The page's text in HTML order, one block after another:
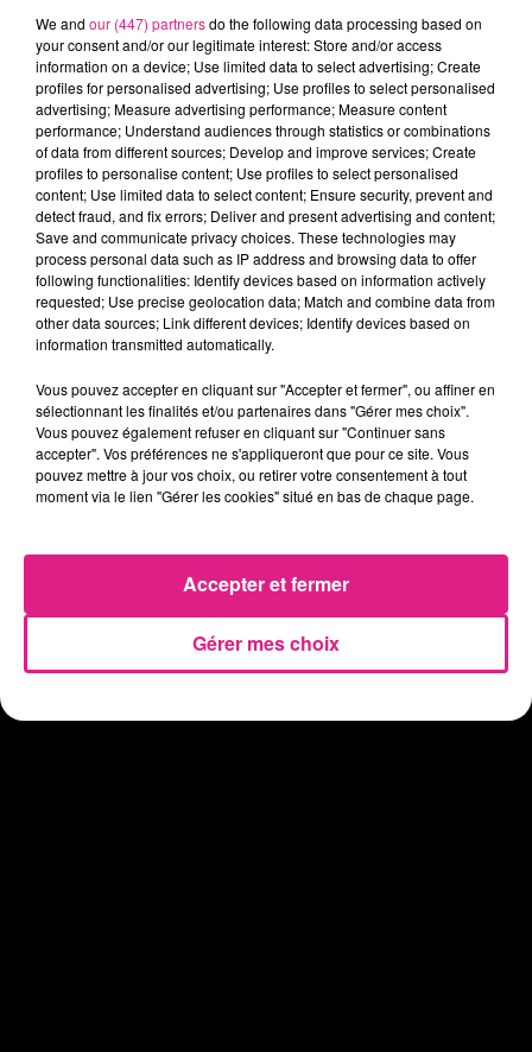
A noter qu'un mouvement de gr�ve est �galement
pr�vu pour le 31 d�cembre. Plus d'informations sur
le sitewww.reseau-stan.com
FIL ACTUS
9h19
Lorraine : une journée pas comme les autres au Parc animalier de...
6 août 2026
Metz : une distribution de lunette gratuite pour voir l’éclipse
5 août 2026
Casting de Woof : l'Euro-Métropole de Metz part à la recherche de...
4 août 2026
4 août 2026
Officiel : le lac de Madine reporte son feu d’artifice
4 août 2026
Eclipse Solaire du 12 août : où voir ce phénomène en Lorraine ?
31 juillet 2026
31 juillet 2026
Vosges : les feux d’artifice de Gérardmer sont annulés
We and our (447) partnersdo the following data processing based on
your consent and/or our legitimate interest: Store and/or access
information on a device; Use limited data to select advertising; Create
profiles for personalised advertising; Use profiles to select personalised
advertising; Measure advertising performance; Measure content
performance; Understand audiences through statistics or combinations
of data from different sources; Develop and improve services; Create
profiles to personalise content; Use profiles to select personalised
content; Use limited data to select content; Ensure security, prevent and
detect fraud, and fix errors; Deliver and present advertising and content;
Save and communicate privacy choices. These technologies may
process personal data such as IP address and browsing data to offer
following functionalities: Identify devices based on information actively
requested; Use precise geolocation data; Match and combine data from
other data sources; Link different devices; Identify devices based on
information transmitted automatically.
Vous pouvez accepter en cliquant sur "Accepter et fermer", ou affiner en
sélectionnant les finalités et/ou partenaires dans "Gérer mes choix".
Vous pouvez également refuser en cliquant sur "Continuer sans
accepter". Vos préférences ne s'appliqueront que pour ce site. Vous
pouvez mettre à jour vos choix, ou retirer votre consentement à tout
moment via le lien "Gérer les cookies" situé en bas de chaque page.
Gérer mes choix
Accepter et fermer